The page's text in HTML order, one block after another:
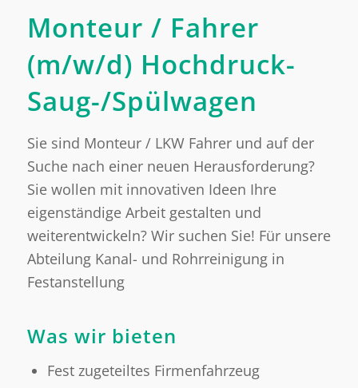
Monteur / Fahrer
(m/w/d) Hochdruck-
Saug-/Spülwagen
Sie sind Monteur / LKW Fahrer und auf der
Suche nach einer neuen Herausforderung?
Sie wollen mit innovativen Ideen Ihre
eigenständige Arbeit gestalten und
weiterentwickeln? Wir suchen Sie! Für unsere
Abteilung Kanal- und Rohrreinigung in
Festanstellung
Was wir bieten
Fest zugeteiltes Firmenfahrzeug